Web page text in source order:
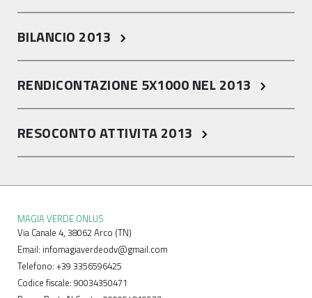
BILANCIO 2013
RENDICONTAZIONE 5X1000 NEL 2013
RESOCONTO ATTIVITA 2013
MAGIA VERDE ONLUS
Via Canale 4, 38062 Arco (TN)
Email: infomagiaverdeodv@gmail.com
Telefono: +39 3356596425
Codice fiscale: 90034350471